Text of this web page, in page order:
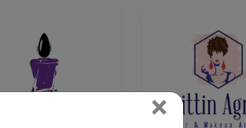
× Close